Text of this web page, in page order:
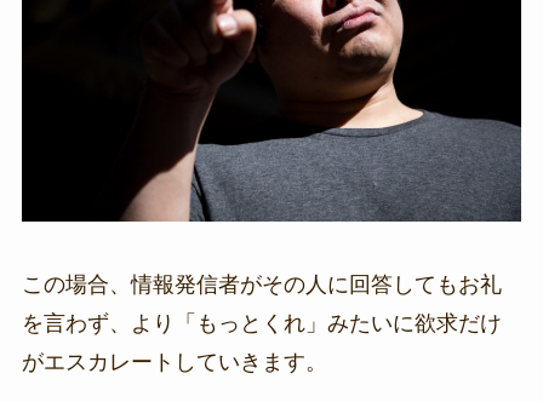
この場合、情報発信者がその人に回答してもお礼
を言わず、より「もっとくれ」みたいに欲求だけ
がエスカレートしていきます。